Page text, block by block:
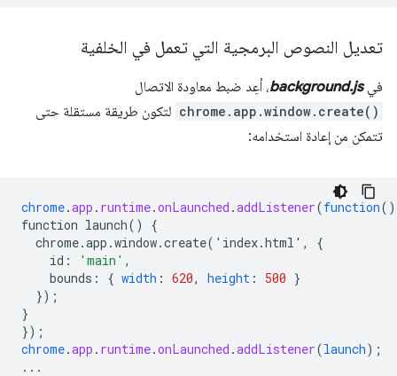
تعديل النصوص البرمجية التي تعمل في الخلفية
فيbackground.js، أعِد ضبط معاودة الاتصال
chrome.app.window.create() لتكون طريقة مستقلة حتى
تتمكن من إعادة استخدامه:
chrome.app . runtime.onLaunched .addListener(function()
function launch()
{
chrome.app.window.create('index.html',
{
id : 'main' ,
bounds : { width : 620, height : 500 }
});
}
});
chrome.app . runtime.onLaunched .addListener(launch);
...